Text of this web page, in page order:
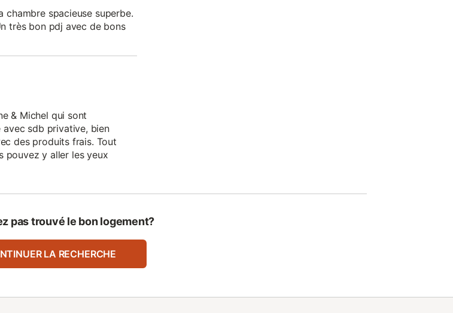
chambre spacieuse superbe.
très bon pdj avec de bons
& Michel qui sont
avec sdb privative, bien
des produits frais. Tout
pouvez y aller les yeux
pas trouvé le bon logement?
LA RECHERCHE